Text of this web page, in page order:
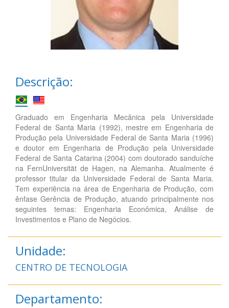
Descrição:
Graduado em Engenharia Mecânica pela Universidade
Federal de Santa Maria (1992), mestre em Engenharia de
Produção pela Universidade Federal de Santa Maria (1996)
e doutor em Engenharia de Produção pela Universidade
Federal de Santa Catarina (2004) com doutorado sanduíche
na FernUniversität de Hagen, na Alemanha. Atualmente é
professor titular da Universidade Federal de Santa Maria.
Tem experiência na área de Engenharia de Produção, com
ênfase Gerência de Produção, atuando principalmente nos
seguintes temas: Engenharia Econômica, Análise de
Investimentos e Plano de Negócios.
Unidade:
CENTRO DE TECNOLOGIA
Departamento: